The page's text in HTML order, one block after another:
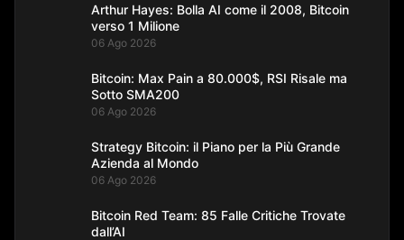
Arthur Hayes: Bolla AI come il 2008, Bitcoin
verso 1 Milione
06 Ago 2026
Bitcoin: Max Pain a 80.000$, RSI Risale ma
Sotto SMA200
06 Ago 2026
Strategy Bitcoin: il Piano per la Più Grande
Azienda al Mondo
06 Ago 2026
Bitcoin Red Team: 85 Falle Critiche Trovate
dall’AI